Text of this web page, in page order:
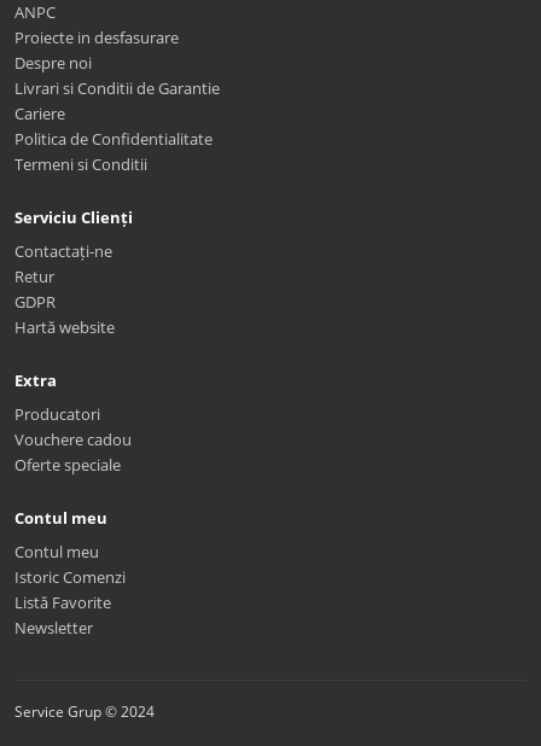
ANPC
Proiecte in desfasurare
Despre noi
Livrari si Conditii de Garantie
Cariere
Politica de Confidentialitate
Termeni si Conditii
Serviciu Clienți
Contactați-ne
Retur
GDPR
Hartă website
Extra
Producatori
Vouchere cadou
Oferte speciale
Contul meu
Contul meu
Istoric Comenzi
Listă Favorite
Newsletter
Service Grup © 2024